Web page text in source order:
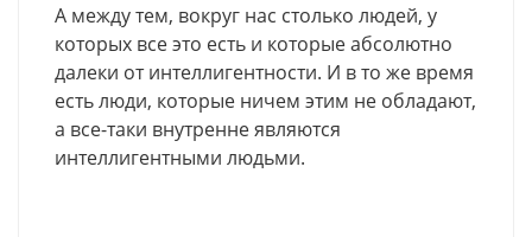
А между тем, вокруг нас столько людей, у
которых все это есть и которые абсолютно
далеки от интеллигентности. И в то же время
есть люди, которые ничем этим не обладают,
а все-таки внутренне являются
интеллигентными людьми.